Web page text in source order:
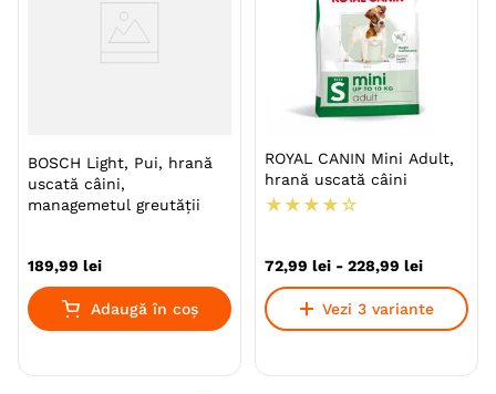
Indicatii Speciale
Metabolism (Obezitate Si
BOSCH Light, Pui, hrană
uscată câini,
managemetul greutății
189,99 lei
Adaugă în coș
ROYAL CANIN Mini Adult,
hrană uscată câini
★ ★ ★ ★ ☆
72,99 lei - 228,99 lei
Vezi 3 variante